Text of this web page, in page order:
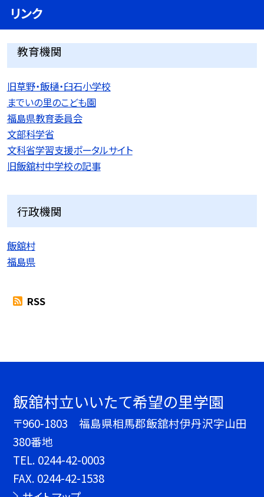
リンク
教育機関
旧草野・飯樋・臼石小学校
までいの里のこども園
福島県教育委員会
文部科学省
文科省学習支援ポータルサイト
旧飯舘村中学校の記事
行政機関
飯舘村
福島県
RSS
飯舘村立いいたて希望の里学園
〒960-1803 福島県相馬郡飯舘村伊丹沢字山田
380番地
TEL. 0244-42-0003
FAX. 0244-42-1538